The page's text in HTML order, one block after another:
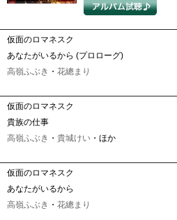
仮面のロマネスク
あなたがいるから (プロローグ)
高嶺ふぶき ・ 花總まり
仮面のロマネスク
貴族の仕事
高嶺ふぶき ・ 貴城けい ・ほか
仮面のロマネスク
あなたがいるから
高嶺ふぶき ・ 花總まり